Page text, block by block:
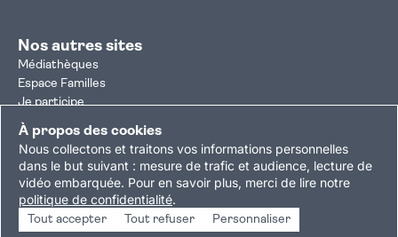
À propos des cookies
Nous collectons et traitons vos informations personnelles
dans le but suivant : mesure de trafic et audience, lecture de
vidéo embarquée. Pour en savoir plus, merci de lire notre
politique de confidentialité.
Tout accepter Tout refuser Personnaliser
Nos autres sites
Médiathèques
Espace Familles
Je participe
Autorisation d'urbanisme
Résultats électoraux
Plan du site Nous contacterMentions légales
Politique de confidentialitéAccessibilité : partiellement conforme
Gestion des cookies
Copyright © 2026 Ville de Villejuif